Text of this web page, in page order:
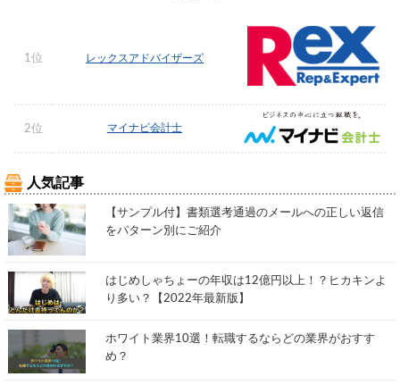
1位 レックスアドバイザーズ
2位 マイナビ会計士
人気記事
【サンプル付】書類選考通過のメールへの正しい返信
をパターン別にご紹介
はじめしゃちょーの年収は12億円以上！？ヒカキンよ
り多い？【2022年最新版】
ホワイト業界10選！転職するならどの業界がおすす
め？